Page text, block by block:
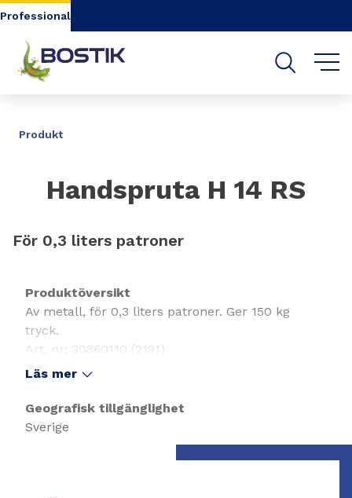
Go to content
Professional
Produkt
Handspruta H 14 RS
För 0,3 liters patroner
Produktöversikt
Av metall, för 0,3 liters patroner. Ger 150 kg
tryck.
Art. nr: 30860110 (2191)
Storlek: 0,3 ltr
Läs mer
Geografisk tillgänglighet
Sverige